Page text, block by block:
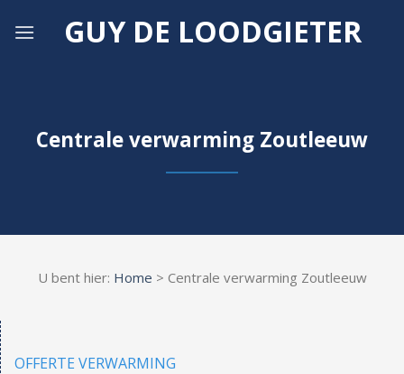
GUY DE LOODGIETER
Centrale verwarming Zoutleeuw
U bent hier: Home > Centrale verwarming Zoutleeuw
OFFERTE VERWARMING